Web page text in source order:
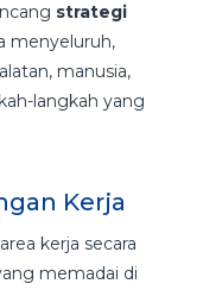
strategi
menyeluruh,
manusia,
langkah yang
Kerja
kerja secara
memadai di